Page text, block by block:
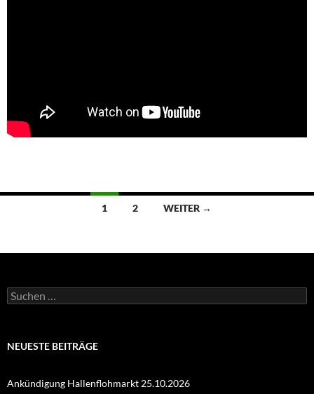
Beitragsnavigation
1 2 WEITER →
Suchen
nach:
NEUESTE BEITRÄGE
Ankündigung Hallenflohmarkt 25.10.2026